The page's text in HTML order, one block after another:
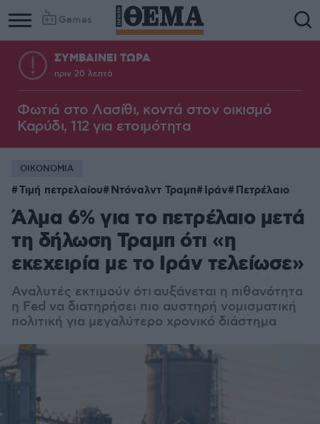
Games
ΣΥΜΒΑΙΝΕΙ ΤΩΡΑ
πριν 20 λεπτά
Φωτιά στο Λασίθι, κοντά στον οικισμό
Καρύδι, 112 για ετοιμότητα
ΟΙΚΟΝΟΜΙΑ
Τιμή πετρελαίου Ντόναλντ Τραμπ Ιράν Πετρέλαιο
Άλμα 6% για το πετρέλαιο μετά
τη δήλωση Τραμπ ότι «η
εκεχειρία με το Ιράν τελείωσε»
Αναλυτές εκτιμούν ότι αυξάνεται η πιθανότητα
η Fed να διατηρήσει πιο αυστηρή νομισματική
πολιτική για μεγαλύτερο χρονικό διάστημα